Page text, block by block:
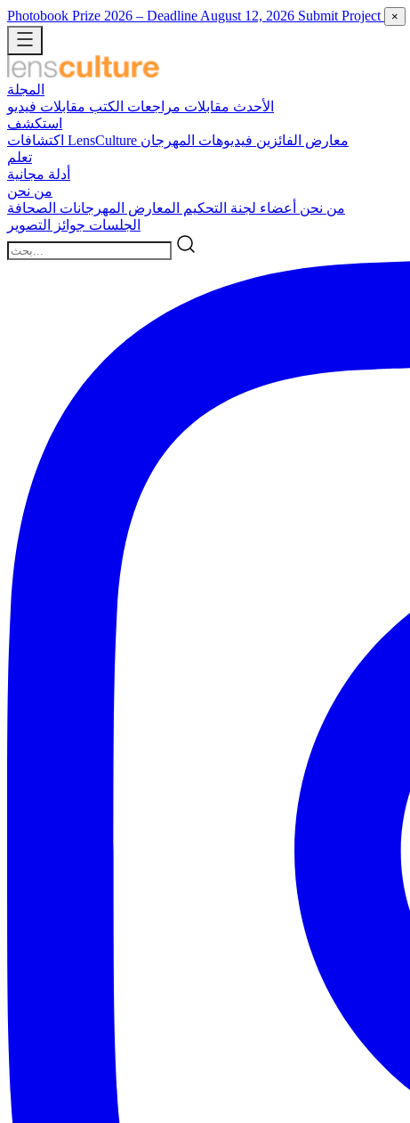
Photobook Prize 2026 – Deadline August 12, 2026 Submit Project ×
المجلة
الأحدث مقابلات مراجعات الكتب مقابلات فيديو
استكشف
اكتشافات LensCulture
معارض الفائزين فيديوهات المهرجان
تعلم
أدلة مجانية
من نحن
من نحن
أعضاء لجنة التحكيم المعارض المهرجانات الصحافة
الجلسات جوائز التصوير